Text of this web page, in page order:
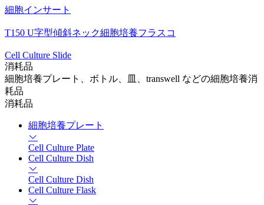
細胞インサート
T150 U字型傾斜ネック細胞培養フラスコ
Cell Culture Slide
消耗品
細胞培養プレート、ボトル、皿、transwell などの細胞培養消
耗品
消耗品
細胞培養プレート
Cell Culture Plate
Cell Culture Dish
Cell Culture Dish
Cell Culture Flask